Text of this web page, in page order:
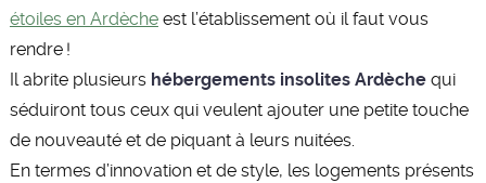
étoiles en Ardècheest l’établissement où il faut vous
rendre !
Il abrite plusieurs hébergements insolites Ardèchequi
séduiront tous ceux qui veulent ajouter une petite touche
de nouveauté et de piquant à leurs nuitées.
En termes d’innovation et de style, les logements présents